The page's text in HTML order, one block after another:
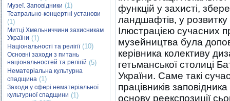
Музеї. Заповідники (1)
Театрально-концертні установи
(1)
Митці Хмельниччини захисникам
України (1)
Національності та релігії(10)
Основні заходи з питань
національностей та релігій (5)
Нематеріальна культурна
спадщина (1)
Заходи у сфері нематеріальної
культурної спадщини (1)
функцій у захисті,
ландшафтів, у розвитку
Ілюстрацією сучасних
музейництва була
керівника колективу
гетьманської столиці
України. Саме такі
працівників
основу реекспозиції